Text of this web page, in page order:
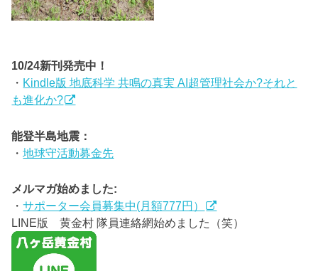
10/24新刊発売中！
・ Kindle版 地底科学 共鳴の真実 AI超管理社会か?それと
も進化か?
能登半島地震：
・地球守活動募金先
メルマガ始めました:
・サポーター会員募集中(月額777円）
LINE版 黄金村 隊員連絡網始めました（笑）